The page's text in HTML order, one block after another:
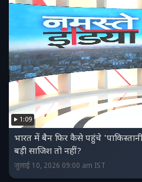
1:09
भारत में बैन फिर कैसे पहुंचे 'पाकिस्‍तानी
बड़ी साजिश तो नहीं?
जुलाई 10, 2026 09:00 am IST